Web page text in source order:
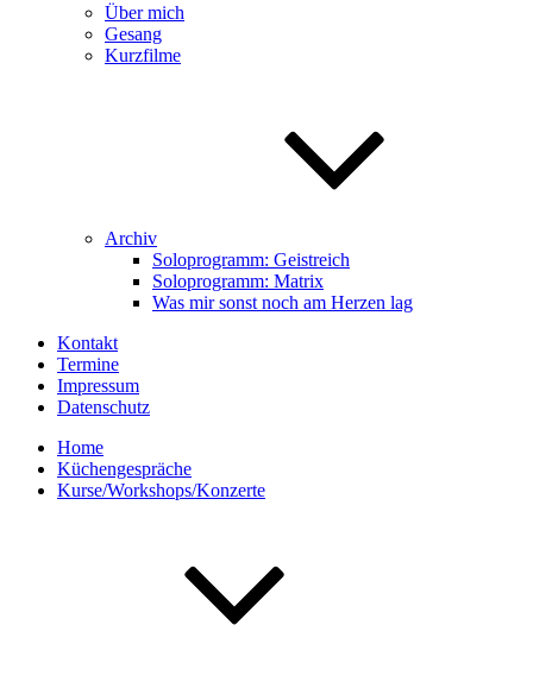
Über mich
Gesang
Kurzfilme
Archiv
Soloprogramm: Geistreich
Soloprogramm: Matrix
Was mir sonst noch am Herzen lag
Kontakt
Termine
Impressum
Datenschutz
Home
Küchengespräche
Kurse/Workshops/Konzerte